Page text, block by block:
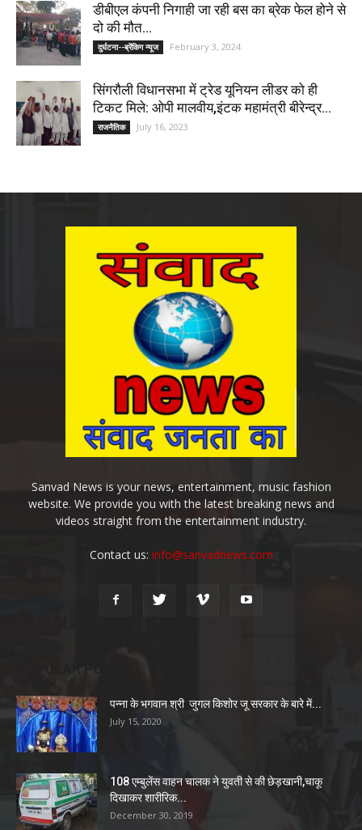
डीबीएल कंपनी निगाही जा रही बस का ब्रेक फेल होने से
दो की मौत...
दुर्घटना--ब्रेंकिग न्यूज February 3, 2024
सिंगरौली विधानसभा में ट्रेड यूनियन लीडर को ही
टिकट मिले: ओपी मालवीय,इंटक महामंत्री बीरेन्द्र...
राजनैतिक July 16, 2023
Sanvad News is your news, entertainment, music fashion
website. We provide you with the latest breaking news and
videos straight from the entertainment industry.
Contact us: info@sanvadnews.com
पन्ना के भगवान श्री जुगल किशोर जू सरकार के बारे में...
July 15, 2020
108 एम्बुलेंस वाहन चालक ने युवती से की छेड़खानी,चाकू
दिखाकर शारीरिक...
December 30, 2019